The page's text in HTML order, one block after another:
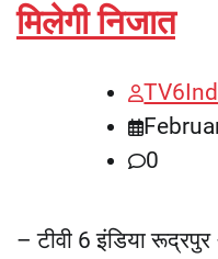
मिलेगी निजात
0
– टीवी 6 इंडिया रूद्रपुर